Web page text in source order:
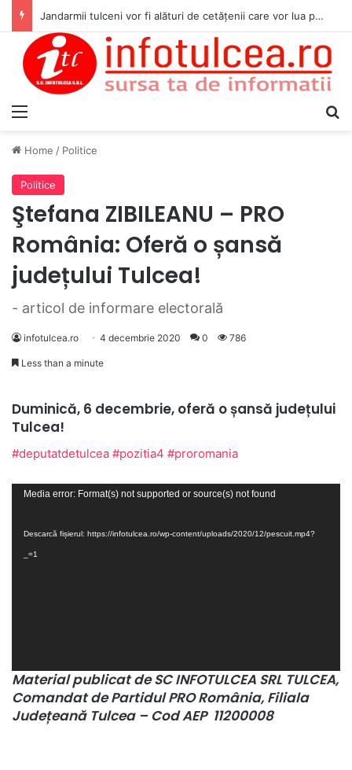
Jandarmii tulceni vor fi alături de cetățenii care vor lua parte la Festivalul Folk Țestos
Home / Politice
Politice
Ştefana ZIBILEANU – PRO
România: Oferă o șansă
județului Tulcea!
- articol de informare electorală
infotulcea.ro 4 decembrie 2020 0 786
Less than a minute
Duminică, 6 decembrie, oferă o șansă județului
Tulcea!
#deputatdetulcea #pozitia4 #proromania
Player
Media error: Format(s) not supported or source(s) not found
Descarcă fișierul: https://infotulcea.ro/wp-content/uploads/2020/12/pescuit.mp4?
_=1
Material publicat de SC INFOTULCEA SRL TULCEA,
Comandat de Partidul PRO România, Filiala
Județeană Tulcea – Cod AEP 11200008